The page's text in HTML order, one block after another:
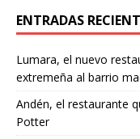
ENTRADAS
Lumara, el nuevo
extremeña al barrio
Andén, el restaurante
Potter